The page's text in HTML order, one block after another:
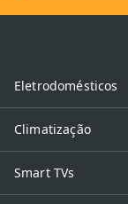
Eletrodomésticos
Climatização
Smart TVs